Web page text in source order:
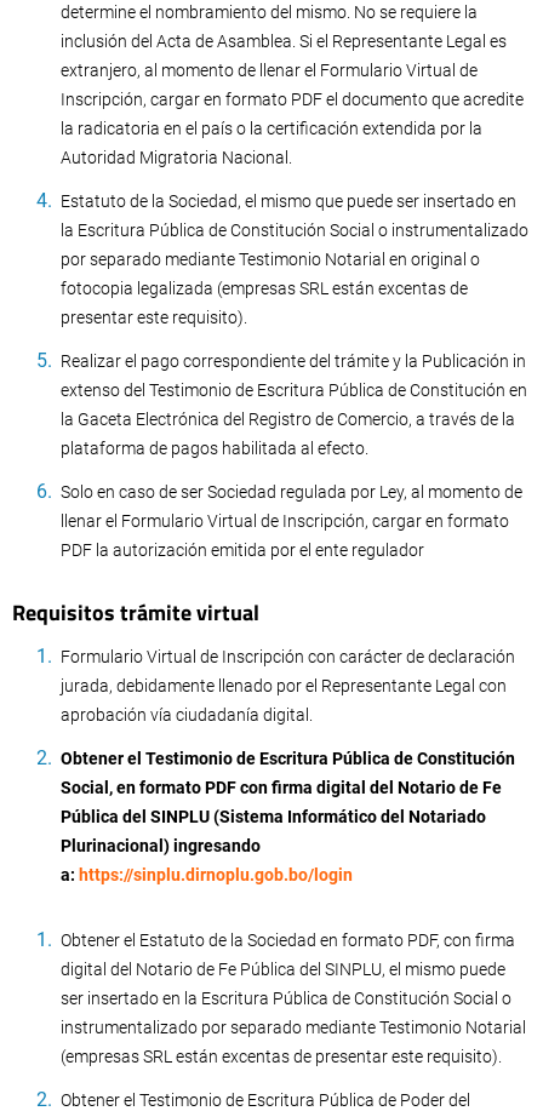
determine el nombramiento del mismo. No se requiere la
inclusión del Acta de Asamblea. Si el Representante Legal es
extranjero, al momento de llenar el Formulario Virtual de
Inscripción, cargar en formato PDF el documento que acredite
la radicatoria en el país o la certificación extendida por la
Autoridad Migratoria Nacional.
Estatuto de la Sociedad, el mismo que puede ser insertado en
la Escritura Pública de Constitución Social o instrumentalizado
por separado mediante Testimonio Notarial en original o
fotocopia legalizada (empresas SRL están excentas de
presentar este requisito).
Realizar el pago correspondiente del trámite y la Publicación in
extenso del Testimonio de Escritura Pública de Constitución en
la Gaceta Electrónica del Registro de Comercio, a través de la
plataforma de pagos habilitada al efecto.
Solo en caso de ser Sociedad regulada por Ley, al momento de
llenar el Formulario Virtual de Inscripción, cargar en formato
PDF la autorización emitida por el ente regulador
Requisitos trámite virtual
Formulario Virtual de Inscripción con carácter de declaración
jurada, debidamente llenado por el Representante Legal con
aprobación vía ciudadanía digital.
Obtener el Testimonio de Escritura Pública de Constitución
Social, en formato PDF con firma digital del Notario de Fe
Pública del SINPLU (Sistema Informático del Notariado
Plurinacional) ingresando
a: https://sinplu.dirnoplu.gob.bo/login
Obtener el Estatuto de la Sociedad en formato PDF, con firma
digital del Notario de Fe Pública del SINPLU, el mismo puede
ser insertado en la Escritura Pública de Constitución Social o
instrumentalizado por separado mediante Testimonio Notarial
(empresas SRL están excentas de presentar este requisito).
Obtener el Testimonio de Escritura Pública de Poder del